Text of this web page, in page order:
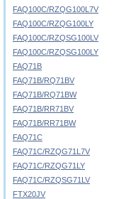
FAQ100C/RZQG100L7V
FAQ100C/RZQG100LY
FAQ100C/RZQSG100LV
FAQ100C/RZQSG100LY
FAQ71B
FAQ71B/RQ71BV
FAQ71B/RQ71BW
FAQ71B/RR71BV
FAQ71B/RR71BW
FAQ71C
FAQ71C/RZQG71L7V
FAQ71C/RZQG71LY
FAQ71C/RZQSG71LV
FTX20JV